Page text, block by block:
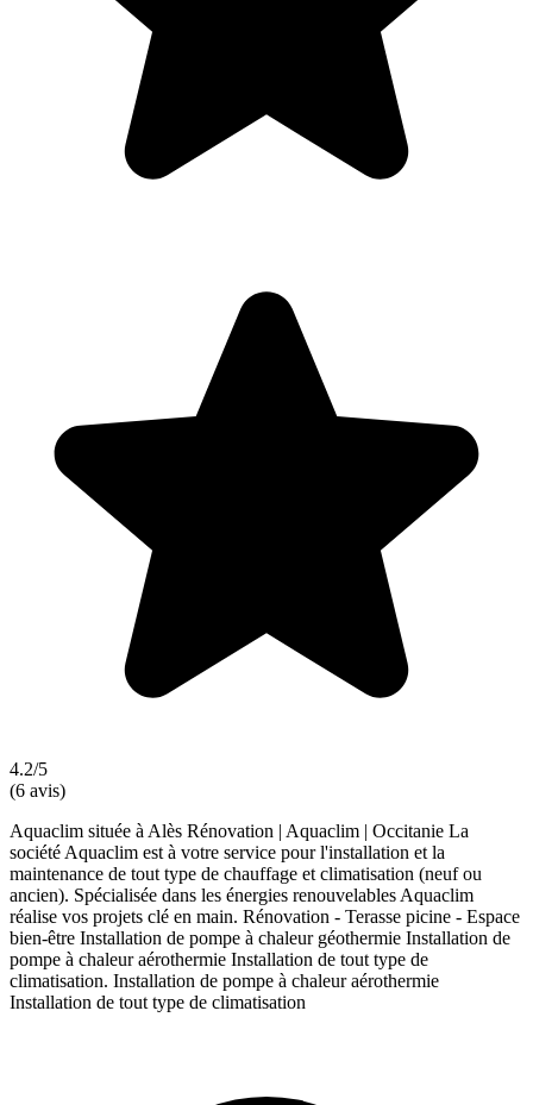
4.2/5
(6 avis)
Aquaclim située à Alès Rénovation | Aquaclim | Occitanie La
société Aquaclim est à votre service pour l'installation et la
maintenance de tout type de chauffage et climatisation (neuf ou
ancien). Spécialisée dans les énergies renouvelables Aquaclim
réalise vos projets clé en main. Rénovation - Terasse picine - Espace
bien-être Installation de pompe à chaleur géothermie Installation de
pompe à chaleur aérothermie Installation de tout type de
climatisation. Installation de pompe à chaleur aérothermie
Installation de tout type de climatisation